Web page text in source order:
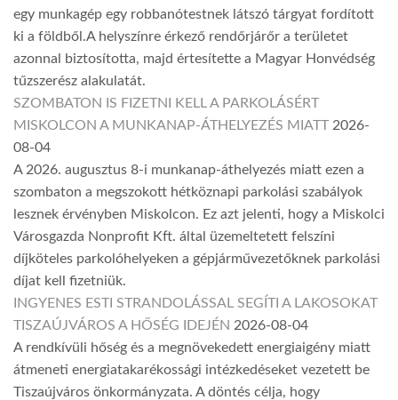
egy munkagép egy robbanótestnek látszó tárgyat fordított
ki a földből.A helyszínre érkező rendőrjárőr a területet
azonnal biztosította, majd értesítette a Magyar Honvédség
tűzszerész alakulatát.
SZOMBATON IS FIZETNI KELL A PARKOLÁSÉRT
MISKOLCON A MUNKANAP-ÁTHELYEZÉS MIATT 2026-
08-04
A 2026. augusztus 8-i munkanap-áthelyezés miatt ezen a
szombaton a megszokott hétköznapi parkolási szabályok
lesznek érvényben Miskolcon. Ez azt jelenti, hogy a Miskolci
Városgazda Nonprofit Kft. által üzemeltetett felszíni
díjköteles parkolóhelyeken a gépjárművezetőknek parkolási
díjat kell fizetniük.
INGYENES ESTI STRANDOLÁSSAL SEGÍTI A LAKOSOKAT
TISZAÚJVÁROS A HŐSÉG IDEJÉN 2026-08-04
A rendkívüli hőség és a megnövekedett energiaigény miatt
átmeneti energiatakarékossági intézkedéseket vezetett be
Tiszaújváros önkormányzata. A döntés célja, hogy